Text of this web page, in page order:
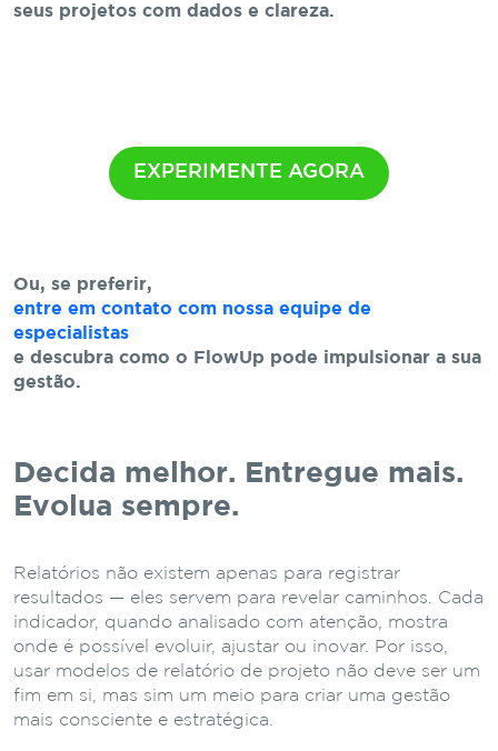
seus projetos com dados e clareza.
EXPERIMENTE AGORA
Ou, se preferir,
entre em contato com nossa equipe de
especialistas
e descubra como o FlowUp pode impulsionar a sua
gestão.
Decida melhor. Entregue mais.
Evolua sempre.
Relatórios não existem apenas para registrar
resultados — eles servem para revelar caminhos. Cada
indicador, quando analisado com atenção, mostra
onde é possível evoluir, ajustar ou inovar. Por isso,
usar modelos de relatório de projeto não deve ser um
fim em si, mas sim um meio para criar uma gestão
mais consciente e estratégica.